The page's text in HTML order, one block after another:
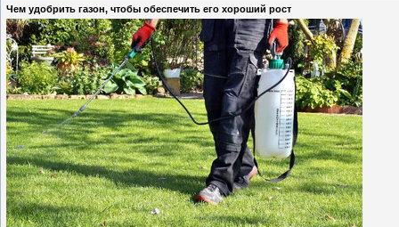
Чем удобрить газон, чтобы обеспечить его хороший рост